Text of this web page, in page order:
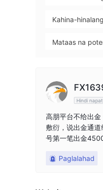
Kahina-
Mataas na
Hindi
高朋平台不给出
敷衍，说出金通
号第一笔出金
我就分了9次，一
Paglalahad